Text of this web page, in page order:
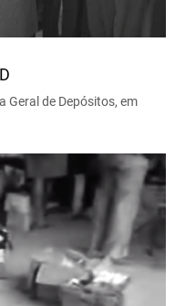
Geral de Depósitos, em